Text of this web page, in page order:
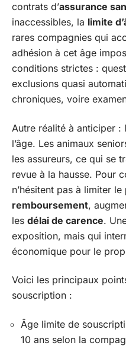
contrats d’assurance
inaccessibles, la limite
rares compagnies qui
adhésion à cet âge
conditions strictes :
exclusions quasi
chroniques, voire
Autre réalité à anticiper :
l’âge. Les animaux
les assureurs, ce qui se
revue à la hausse. Pour
n’hésitent pas à limiter le
remboursement,
les délai de carence.
exposition, mais qui
économique pour le
Voici les principaux
souscription :
Âge limite de
10 ans selon la